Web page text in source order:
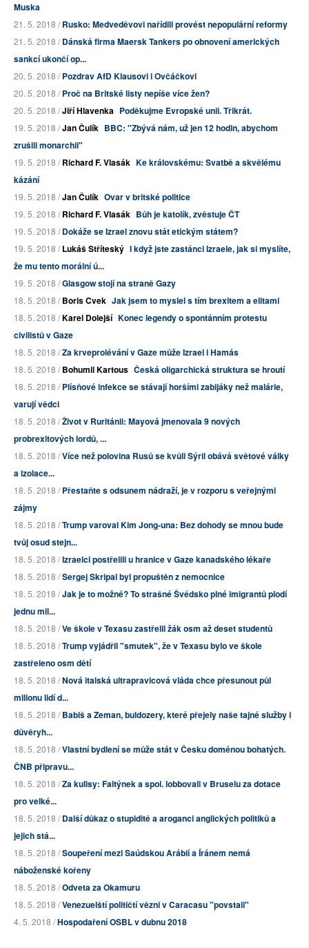
Muska
21. 5. 2018 /Rusko: Medveděvovi nařídili provést nepopulární reformy
21. 5. 2018 /Dánská firma Maersk Tankers po obnovení amerických
sankcí ukončí op...
20. 5. 2018 /Pozdrav AfD Klausovi i Ovčáčkovi
20. 5. 2018 /Proč na Britské listy nepíše více žen?
20. 5. 2018 /Jiří Hlavenka Poděkujme Evropské unii. Třikrát.
19. 5. 2018 /Jan Čulík BBC: "Zbývá nám, už jen 12 hodin, abychom
zrušili monarchii"
19. 5. 2018 /Richard F. Vlasák Ke královskému: Svatbě a skvělému
kázání
19. 5. 2018 /Jan Čulík Ovar v britské politice
19. 5. 2018 /Richard F. Vlasák Bůh je katolík, zvěstuje ČT
19. 5. 2018 /Dokáže se Izrael znovu stát etickým státem?
19. 5. 2018 /Lukáš Stříteský I když jste zastánci Izraele, jak si myslíte,
že mu tento morální ú...
19. 5. 2018 /Glasgow stojí na straně Gazy
18. 5. 2018 /Boris Cvek Jak jsem to myslel s tím brexitem a elitami
18. 5. 2018 /Karel Dolejší Konec legendy o spontánním protestu
civilistů v Gaze
18. 5. 2018 /Za krveprolévání v Gaze může Izrael i Hamás
18. 5. 2018 /Bohumil Kartous Česká oligarchická struktura se hroutí
18. 5. 2018 /Plísňové infekce se stávají horšími zabijáky než malárie,
varují vědci
18. 5. 2018 /Život v Ruritánii: Mayová jmenovala 9 nových
probrexitových lordů, ...
18. 5. 2018 /Více než polovina Rusů se kvůli Sýrii obává světové války
a izolace...
18. 5. 2018 /Přestaňte s odsunem nádraží, je v rozporu s veřejnými
zájmy
18. 5. 2018 /Trump varoval Kim Jong-una: Bez dohody se mnou bude
tvůj osud stejn...
18. 5. 2018 /Izraelci postřelili u hranice v Gaze kanadského lékaře
18. 5. 2018 /Sergej Skripal byl propuštěn z nemocnice
18. 5. 2018 /Jak je to možné? To strašné Švédsko plné imigrantů plodí
jednu mil...
18. 5. 2018 /Ve škole v Texasu zastřelil žák osm až deset studentů
18. 5. 2018 /Trump vyjádřil "smutek", že v Texasu bylo ve škole
zastřeleno osm dětí
18. 5. 2018 /Nová italská ultrapravicová vláda chce přesunout půl
milionu lidí d...
18. 5. 2018 /Babiš a Zeman, buldozery, které přejely naše tajné služby i
důvěryh...
18. 5. 2018 /Vlastní bydlení se může stát v Česku doménou bohatých.
ČNB připravu...
18. 5. 2018 /Za kulisy: Faltýnek a spol. lobbovali v Bruselu za dotace
pro velké...
18. 5. 2018 /Další důkaz o stupiditě a aroganci anglických politiků a
jejich stá...
18. 5. 2018 /Soupeření mezi Saúdskou Arábií a Íránem nemá
náboženské kořeny
18. 5. 2018 /Odveta za Okamuru
18. 5. 2018 /Venezuelští političtí vězni v Caracasu "povstali"
4. 5. 2018 /Hospodaření OSBL v dubnu 2018